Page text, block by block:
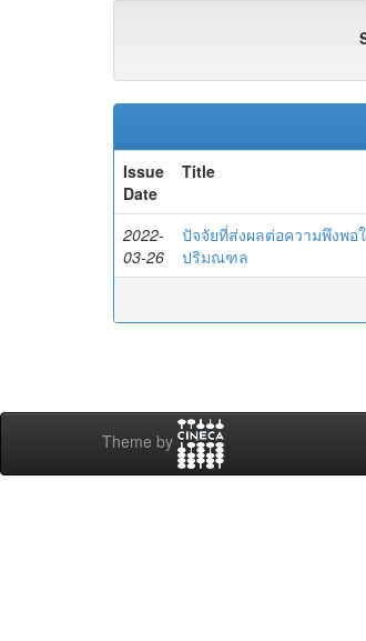
Issue
Date
Title
2022-
03-26
ปัจจัยที่ส่งผลต่อความพึงพอ
ปริมณฑล
Theme by